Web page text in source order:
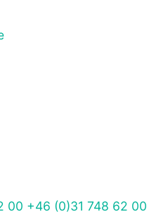
00 +46 (0)31 748 62 00